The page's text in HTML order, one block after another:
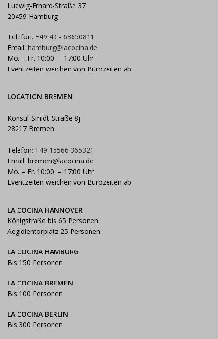
Ludwig-Erhard-Straße 37
20459 Hamburg
Telefon: +49 40 - 63650811
Email: hamburg@lacocina.de
Mo. – Fr. 10:00 – 17:00 Uhr
Eventzeiten weichen von Bürozeiten ab
LOCATION BREMEN
Konsul-Smidt-Straße 8j
28217 Bremen
Telefon: +49 15566 365321
Email: bremen@lacocina.de
Mo. – Fr. 10:00 – 17:00 Uhr
Eventzeiten weichen von Bürozeiten ab
LA COCINA HANNOVER
Königstraße bis 65 Personen
Aegidientorplatz 25 Personen
LA COCINA HAMBURG
Bis 150 Personen
LA COCINA BREMEN
Bis 100 Personen
LA COCINA BERLIN
Bis 300 Personen